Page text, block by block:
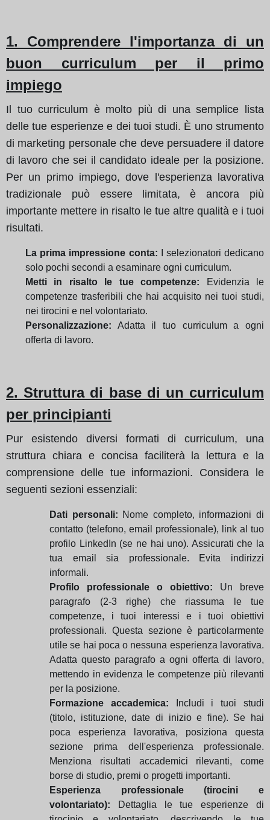
1. Comprendere l'importanza di un
buon curriculum per il primo
impiego
Il tuo curriculum è molto più di una semplice lista
delle tue esperienze e dei tuoi studi. È uno strumento
di marketing personale che deve persuadere il datore
di lavoro che sei il candidato ideale per la posizione.
Per un primo impiego, dove l'esperienza lavorativa
tradizionale può essere limitata, è ancora più
importante mettere in risalto le tue altre qualità e i tuoi
risultati.
La prima impressione conta: I selezionatori dedicano
solo pochi secondi a esaminare ogni curriculum.
Metti in risalto le tue competenze: Evidenzia le
competenze trasferibili che hai acquisito nei tuoi studi,
nei tirocini e nel volontariato.
Personalizzazione: Adatta il tuo curriculum a ogni
offerta di lavoro.
2. Struttura di base di un curriculum
per principianti
Pur esistendo diversi formati di curriculum, una
struttura chiara e concisa faciliterà la lettura e la
comprensione delle tue informazioni. Considera le
seguenti sezioni essenziali:
Dati personali: Nome completo, informazioni di
contatto (telefono, email professionale), link al tuo
profilo LinkedIn (se ne hai uno). Assicurati che la
tua email sia professionale. Evita indirizzi
informali.
Profilo professionale o obiettivo: Un breve
paragrafo (2-3 righe) che riassuma le tue
competenze, i tuoi interessi e i tuoi obiettivi
professionali. Questa sezione è particolarmente
utile se hai poca o nessuna esperienza lavorativa.
Adatta questo paragrafo a ogni offerta di lavoro,
mettendo in evidenza le competenze più rilevanti
per la posizione.
Formazione accademica: Includi i tuoi studi
(titolo, istituzione, date di inizio e fine). Se hai
poca esperienza lavorativa, posiziona questa
sezione prima dell'esperienza professionale.
Menziona risultati accademici rilevanti, come
borse di studio, premi o progetti importanti.
Esperienza professionale (tirocini e
volontariato): Dettaglia le tue esperienze di